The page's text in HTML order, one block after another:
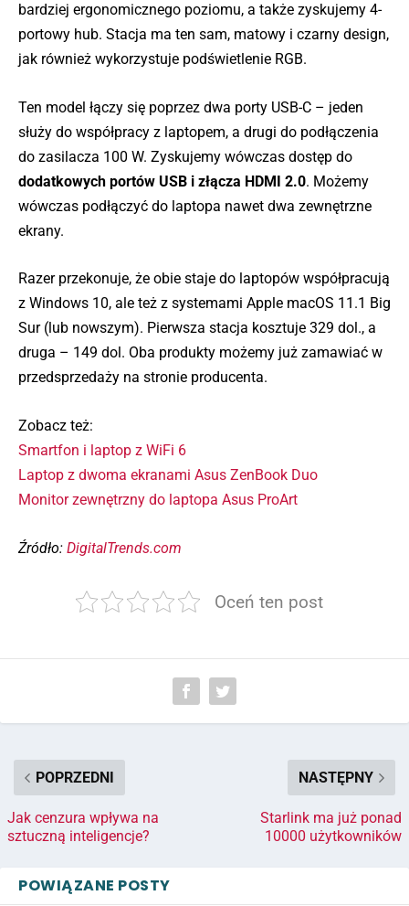
bardziej ergonomicznego poziomu, a także zyskujemy 4-
portowy hub. Stacja ma ten sam, matowy i czarny design,
jak również wykorzystuje podświetlenie RGB.
Ten model łączy się poprzez dwa porty USB-C – jeden
służy do współpracy z laptopem, a drugi do podłączenia
do zasilacza 100 W. Zyskujemy wówczas dostęp do
dodatkowych portów USB i złącza HDMI 2.0. Możemy
wówczas podłączyć do laptopa nawet dwa zewnętrzne
ekrany.
Razer przekonuje, że obie staje do laptopów współpracują
z Windows 10, ale też z systemami Apple macOS 11.1 Big
Sur (lub nowszym). Pierwsza stacja kosztuje 329 dol., a
druga – 149 dol. Oba produkty możemy już zamawiać w
przedsprzedaży na stronie producenta.
Zobacz też:
Smartfon i laptop z WiFi 6
Laptop z dwoma ekranami Asus ZenBook Duo
Monitor zewnętrzny do laptopa Asus ProArt
Źródło: DigitalTrends.com
Oceń ten post
POPRZEDNI
Jak cenzura wpływa na
sztuczną inteligencje?
NASTĘPNY
Starlink ma już ponad
10000 użytkowników
POWIĄZANE POSTY